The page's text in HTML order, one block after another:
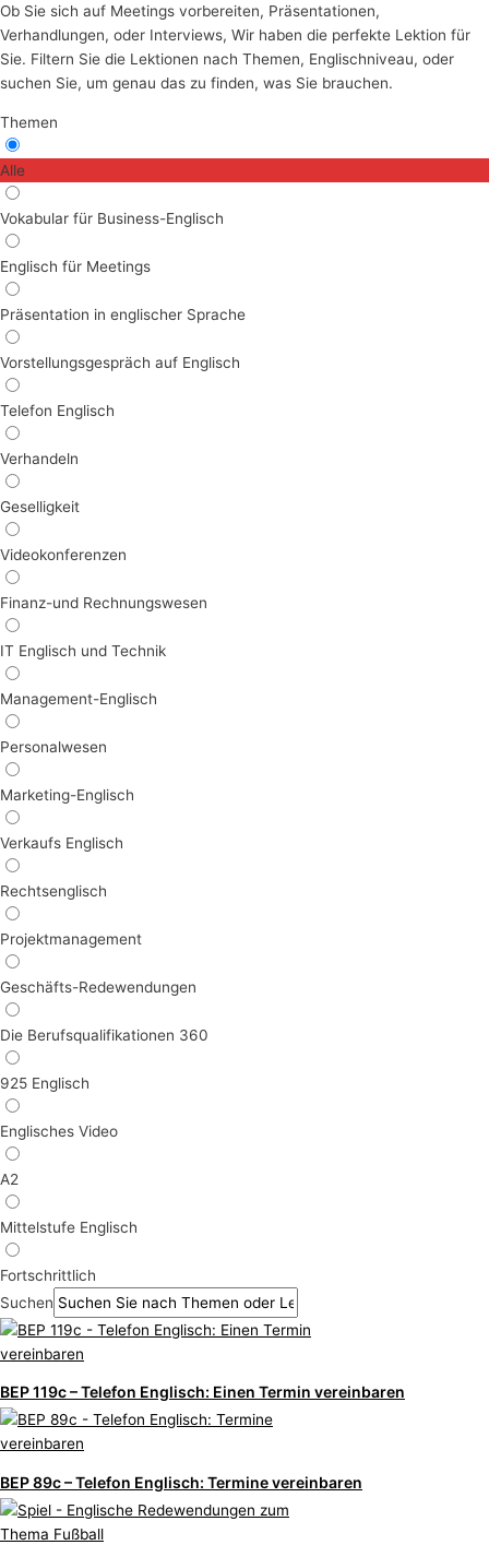
Ob Sie sich auf Meetings vorbereiten, Präsentationen,
Verhandlungen, oder Interviews, Wir haben die perfekte Lektion für
Sie. Filtern Sie die Lektionen nach Themen, Englischniveau, oder
suchen Sie, um genau das zu finden, was Sie brauchen.
Themen
Alle
Vokabular für Business-Englisch
Englisch für Meetings
Präsentation in englischer Sprache
Vorstellungsgespräch auf Englisch
Telefon Englisch
Verhandeln
Geselligkeit
Videokonferenzen
Finanz-und Rechnungswesen
IT Englisch und Technik
Management-Englisch
Personalwesen
Marketing-Englisch
Verkaufs Englisch
Rechtsenglisch
Projektmanagement
Geschäfts-Redewendungen
Die Berufsqualifikationen 360
925 Englisch
Englisches Video
A2
Mittelstufe Englisch
Fortschrittlich
Suchen
BEP 119c – Telefon Englisch: Einen Termin vereinbaren
BEP 89c – Telefon Englisch: Termine vereinbaren